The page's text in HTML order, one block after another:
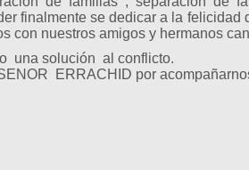
finalmente se dedicar a la
con nuestros amigos y hermanos
una solución al conflicto.
ERRACHID por